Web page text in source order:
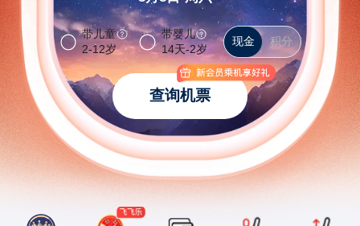
带儿童
2-12岁
带婴儿
14天-2岁
现金 积分
现金
查询机票